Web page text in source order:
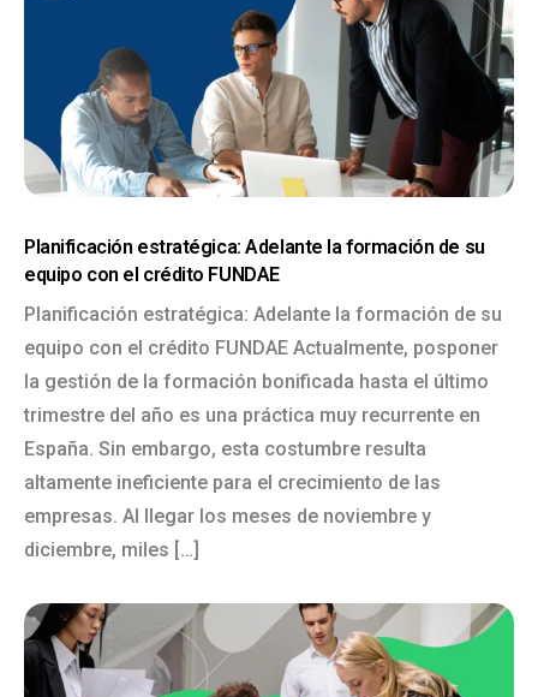
Planificación estratégica: Adelante la formación de su
equipo con el crédito FUNDAE
Planificación estratégica: Adelante la formación de su
equipo con el crédito FUNDAE Actualmente, posponer
la gestión de la formación bonificada hasta el último
trimestre del año es una práctica muy recurrente en
España. Sin embargo, esta costumbre resulta
altamente ineficiente para el crecimiento de las
empresas. Al llegar los meses de noviembre y
diciembre, miles […]